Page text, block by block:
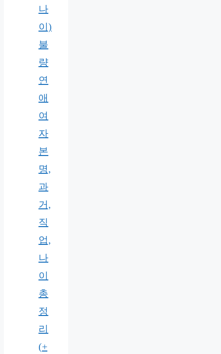
나
이)
불
량
연
애
여
자
본
명,
과
거,
직
업,
나
이
총
정
리
(+